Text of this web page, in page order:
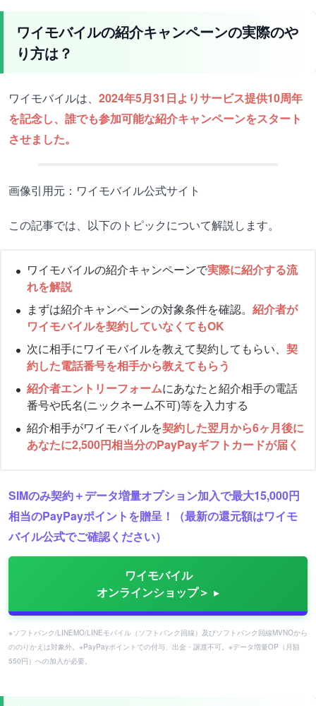
ワイモバイルの紹介キャンペーンの実際のや
り方は？
ワイモバイルは、 2024年5月31日よりサービス提供10周年
を記念し、誰でも参加可能な紹介キャンペーンをスタート
させました。
画像引用元：ワイモバイル公式サイト
この記事では、以下のトピックについて解説します。
ワイモバイルの紹介キャンペーンで実際に紹介する流
れを解説
まずは紹介キャンペーンの対象条件を確認。 紹介者が
ワイモバイルを契約していなくてもOK
次に相手にワイモバイルを教えて契約してもらい、 契
約した電話番号を相手から教えてもらう
紹介者エントリーフォームにあなたと紹介相手の電話
番号や氏名(ニックネーム不可)等を入力する
紹介相手がワイモバイルを契約した翌月から6ヶ月後に
あなたに2,500円相当分のPayPayギフトカードが届く
SIMのみ契約＋データ増量オプション加入で最大15,000円
相当のPayPayポイントを贈呈！（最新の還元額はワイモ
バイル公式でご確認ください）
ワイモバイル
オンラインショップ＞
※ソフトバンク/LINEMO/LINEモバイル（ソフトバンク回線）及びソフトバンク回線MVNOから
ののりかえは対象外。※PayPayポイントでの付与、出金・譲渡不可。※データ増量OP（月額
550円）への加入が必要。